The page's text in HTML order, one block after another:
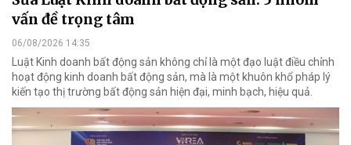
vấn đề trọng tâm
06/08/2026 14:35
Luật Kinh doanh bất động sản không chỉ là một đạo luật điều chỉnh
hoạt động kinh doanh bất động sản, mà là một khuôn khổ pháp lý
kiến tạo thị trường bất động sản hiện đại, minh bạch, hiệu quả.